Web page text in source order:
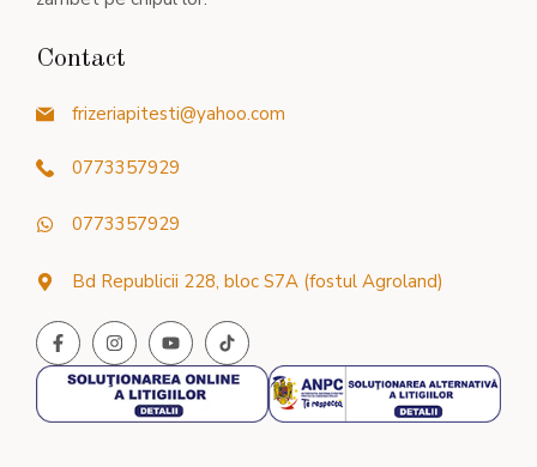
Contact
frizeriapitesti@yahoo.com
0773357929
0773357929
Bd Republicii 228, bloc S7A (fostul Agroland)